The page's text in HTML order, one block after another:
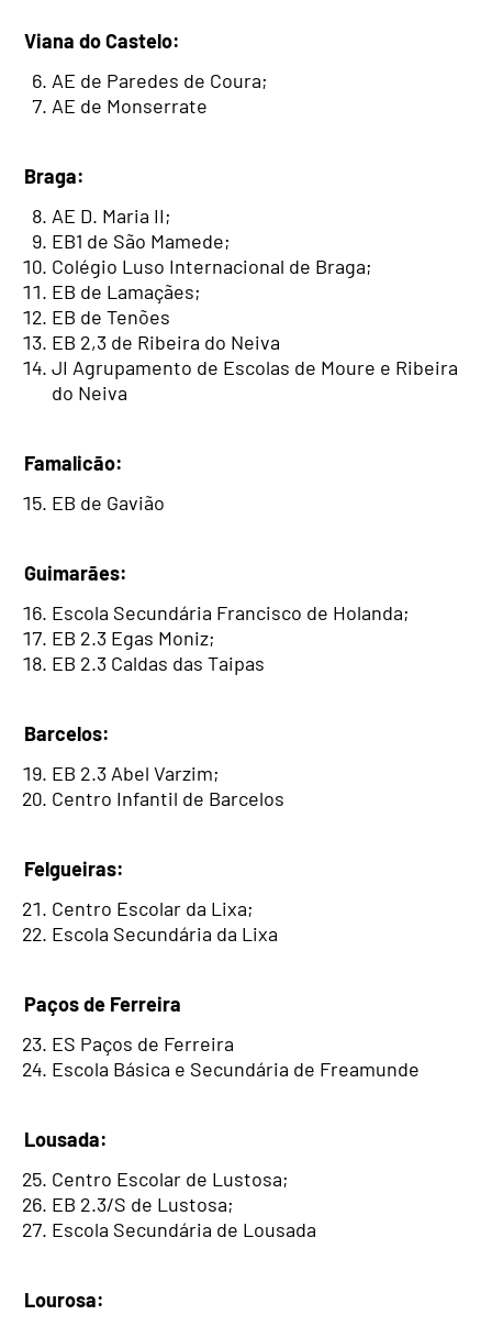
Viana do Castelo:
AE de Paredes de Coura;
AE de Monserrate
Braga:
AE D. Maria II;
EB1 de São Mamede;
Colégio Luso Internacional de Braga;
EB de Lamaçães;
EB de Tenões
EB 2,3 de Ribeira do Neiva
JI Agrupamento de Escolas de Moure e Ribeira
do Neiva
Famalicão:
EB de Gavião
Guimarães:
Escola Secundária Francisco de Holanda;
EB 2.3 Egas Moniz;
EB 2.3 Caldas das Taipas
Barcelos:
EB 2.3 Abel Varzim;
Centro Infantil de Barcelos
Felgueiras:
Centro Escolar da Lixa;
Escola Secundária da Lixa
Paços de Ferreira
ES Paços de Ferreira
Escola Básica e Secundária de Freamunde
Lousada:
Centro Escolar de Lustosa;
EB 2.3/S de Lustosa;
Escola Secundária de Lousada
Lourosa: